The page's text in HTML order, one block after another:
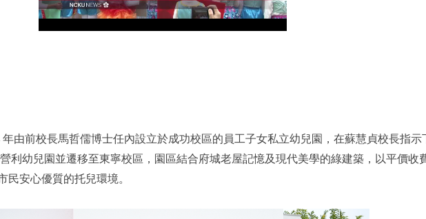
由前校長馬哲儒博士任內設立於成功校區的員工子女私立幼兒園，在蘇慧貞校長指
利幼兒園並遷移至東寧校區，園區結合府城老屋記憶及現代美學的綠建築，以平價
安心優質的托兒環境。